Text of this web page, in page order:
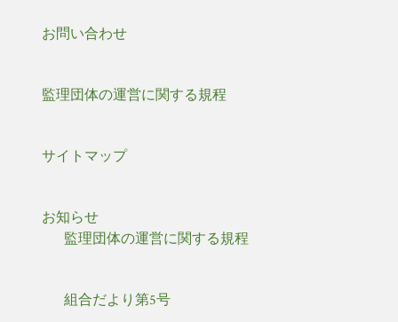
お問い合わせ
監理団体の運営に関する規程
サイトマップ
お知らせ
監理団体の運営に関する規程
組合だより第5号